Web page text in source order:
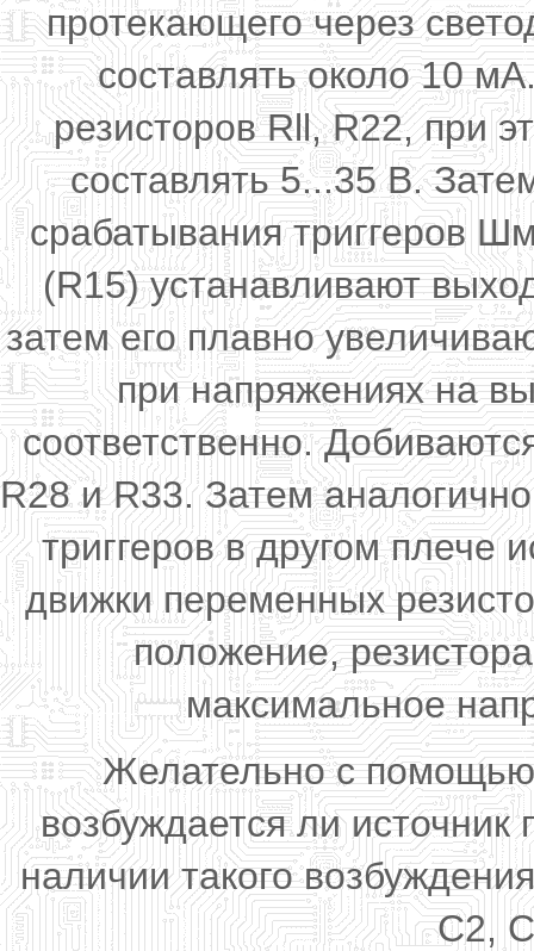
протекающего через
составлять около 10
резисторов Rll, R22, при
составлять 5...35 В.
срабатывания триггеров
(R15) устанавливают
затем его плавно
при напряжениях на
соответственно.
R28 и R33. Затем
триггеров в другом плече
движки переменных
положение,
максимальное
Желательно с
возбуждается ли
наличии такого
С2,